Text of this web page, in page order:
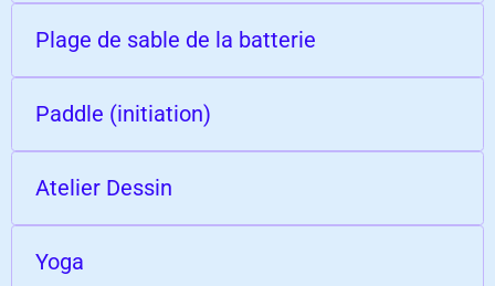
Plage de sable de la batterie
Paddle (initiation)
Atelier Dessin
Yoga